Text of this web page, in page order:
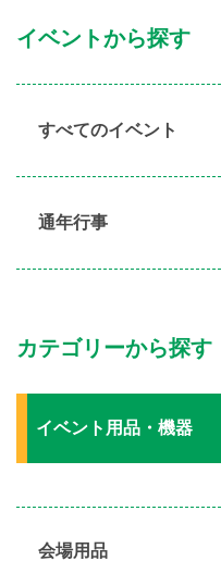
イベントから探す
すべてのイベント
通年行事
カテゴリーから探す
イベント用品・機器
会場用品